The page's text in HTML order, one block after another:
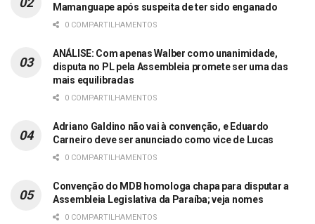
Mamanguape após suspeita de ter sido enganado
0 COMPARTILHAMENTOS
ANÁLISE: Com apenas Walber como unanimidade,
disputa no PL pela Assembleia promete ser uma das
mais equilibradas
0 COMPARTILHAMENTOS
Adriano Galdino não vai à convenção, e Eduardo
Carneiro deve ser anunciado como vice de Lucas
0 COMPARTILHAMENTOS
Convenção do MDB homologa chapa para disputar a
Assembleia Legislativa da Paraíba; veja nomes
0 COMPARTILHAMENTOS